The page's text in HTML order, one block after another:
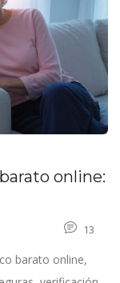
online:
13
barato online,